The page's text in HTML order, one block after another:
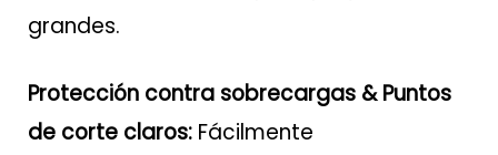
grandes.
Protección contra sobrecargas & Puntos
de corte claros: Fácilmente